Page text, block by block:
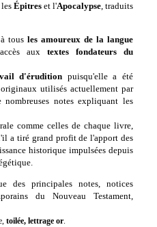
Épitreset l'Apocalypse, traduits
tous les amoureux de la langue
aux textes fondateurs du
d'érudition puisqu'elle a été
utilisés actuellement par
notes expliquant les
comme celles de chaque livre,
a tiré grand profit de l'apport des
historique impulsées depuis
des principales notes, notices
du Nouveau Testament,
toilée, lettrage or.